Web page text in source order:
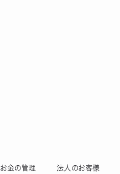
お金の管理 法人のお客様